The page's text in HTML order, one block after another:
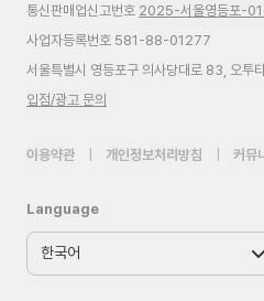
통신판매업신고번호 2025-서울영등포-
사업자등록번호 581-88-01277
서울특별시 영등포구 의사당대로 83, 오투
입점/광고 문의
이용약관 개인정보처리방침 커뮤
Language